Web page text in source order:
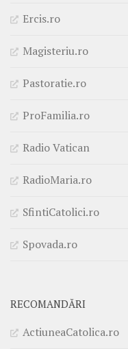
Ercis.ro
Magisteriu.ro
Pastoratie.ro
ProFamilia.ro
Radio Vatican
RadioMaria.ro
SfintiCatolici.ro
Spovada.ro
RECOMANDĂRI
ActiuneaCatolica.ro